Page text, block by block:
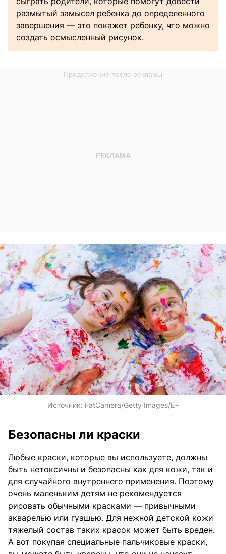
размытый замысел ребенка до определенного
завершения — это покажет ребенку, что можно
создать осмысленный рисунок.
Источник: FatCamera/Getty Images/E+
Безопасны ли краски
Любые краски, которые вы используете, должны
быть нетоксичны и безопасны как для кожи, так и
для случайного внутреннего применения. Поэтому
очень маленьким детям не рекомендуется
рисовать обычными красками — привычными
акварелью или гуашью. Для нежной детской кожи
тяжелый состав таких красок может быть вреден.
А вот покупая специальные пальчиковые краски,